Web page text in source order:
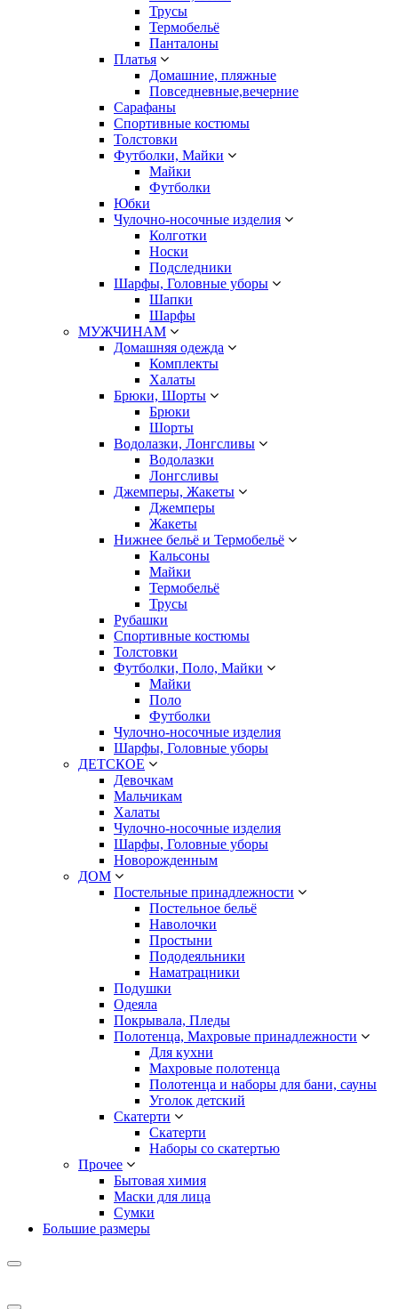
Трусы
Термобельё
Панталоны
Платья
Домашние, пляжные
Повседневные,вечерние
Сарафаны
Спортивные костюмы
Толстовки
Футболки, Майки
Майки
Футболки
Юбки
Чулочно-носочные изделия
Колготки
Носки
Подследники
Шарфы, Головные уборы
Шапки
Шарфы
МУЖЧИНАМ
Домашняя одежда
Комплекты
Халаты
Брюки, Шорты
Брюки
Шорты
Водолазки, Лонгсливы
Водолазки
Лонгсливы
Джемперы, Жакеты
Джемперы
Жакеты
Нижнее бельё и Термобельё
Кальсоны
Майки
Термобельё
Трусы
Рубашки
Спортивные костюмы
Толстовки
Футболки, Поло, Майки
Майки
Поло
Футболки
Чулочно-носочные изделия
Шарфы, Головные уборы
ДЕТСКОЕ
Девочкам
Мальчикам
Халаты
Чулочно-носочные изделия
Шарфы, Головные уборы
Новорожденным
ДОМ
Постельные принадлежности
Постельное бельё
Наволочки
Простыни
Пододеяльники
Наматрацники
Подушки
Одеяла
Покрывала, Пледы
Полотенца, Махровые принадлежности
Для кухни
Махровые полотенца
Полотенца и наборы для бани, сауны
Уголок детский
Скатерти
Скатерти
Наборы со скатертью
Прочее
Бытовая химия
Маски для лица
Сумки
Большие размеры